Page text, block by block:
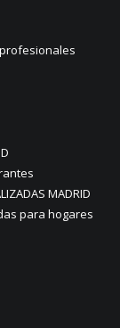
MADRID
para hogares